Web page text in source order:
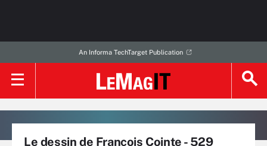
An Informa TechTarget Publication
Le dessin de François Cointe - 529